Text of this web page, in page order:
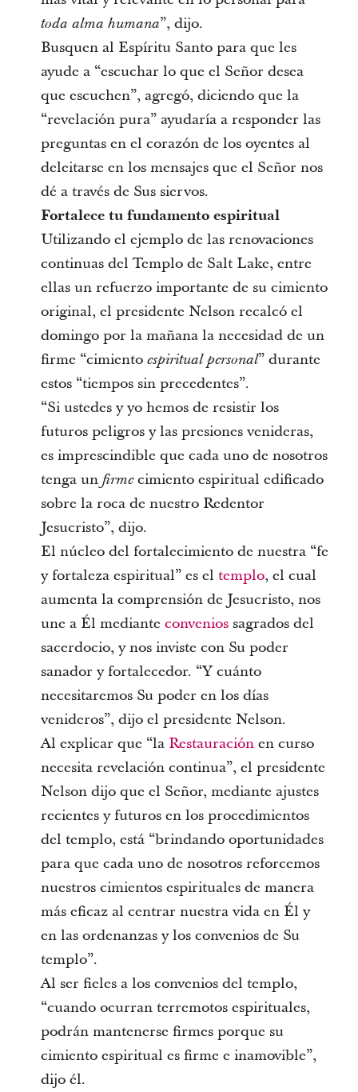
toda alma humana”, dijo.
Busquen al Espíritu Santo para que les
ayude a “escuchar lo que el Señor desea
que escuchen”, agregó, diciendo que la
“revelación pura” ayudaría a responder las
preguntas en el corazón de los oyentes al
deleitarse en los mensajes que el Señor nos
dé a través de Sus siervos.
Fortalece tu fundamento espiritual
Utilizando el ejemplo de las renovaciones
continuas del Templo de Salt Lake, entre
ellas un refuerzo importante de su cimiento
original, el presidente Nelson recalcó el
domingo por la mañana la necesidad de un
firme “cimiento espiritual personal” durante
estos “tiempos sin precedentes”.
“Si ustedes y yo hemos de resistir los
futuros peligros y las presiones venideras,
es imprescindible que cada uno de nosotros
tenga un firmecimiento espiritual edificado
sobre la roca de nuestro Redentor
Jesucristo”, dijo.
El núcleo del fortalecimiento de nuestra “fe
y fortaleza espiritual” es el templo, el cual
aumenta la comprensión de Jesucristo, nos
une a Él mediante conveniossagrados del
sacerdocio, y nos inviste con Su poder
sanador y fortalecedor. “Y cuánto
necesitaremos Su poder en los días
venideros”, dijo el presidente Nelson.
Al explicar que “la Restauraciónen curso
necesita revelación continua”, el presidente
Nelson dijo que el Señor, mediante ajustes
recientes y futuros en los procedimientos
del templo, está “brindando oportunidades
para que cada uno de nosotros reforcemos
nuestros cimientos espirituales de manera
más eficaz al centrar nuestra vida en Él y
en las ordenanzas y los convenios de Su
templo”.
Al ser fieles a los convenios del templo,
“cuando ocurran terremotos espirituales,
podrán mantenerse firmes porque su
cimiento espiritual es firme e inamovible”,
dijo él.